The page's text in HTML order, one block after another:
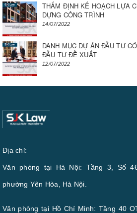
THẨM ĐỊNH KẾ HOẠCH LỰA
DỰNG CÔNG TRÌNH
14/07/2022
DANH MỤC DỰ ÁN ĐẦU TƯ
ĐẦU TƯ ĐỀ XUẤT
12/07/2022
Địa chỉ:
Văn phòng tại Hà Nội: Tầng 3, Số
phường Yên Hòa, Hà Nội.
Văn phòng tại Hồ Chí Minh: Tầng 40